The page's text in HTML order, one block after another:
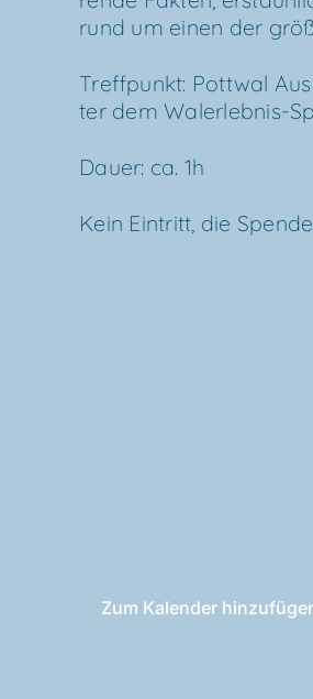
rund um einen der
Treff­punkt: Pott­wal
ter dem Walerlebnis-
Dau­er: ca. 1h
Kein Ein­tritt, die
Zum Kalender